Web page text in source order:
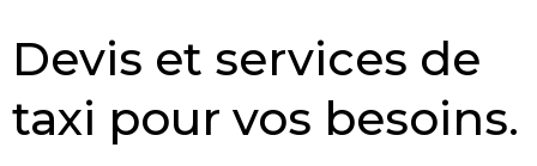
Devis et services de
taxi pour vos besoins.